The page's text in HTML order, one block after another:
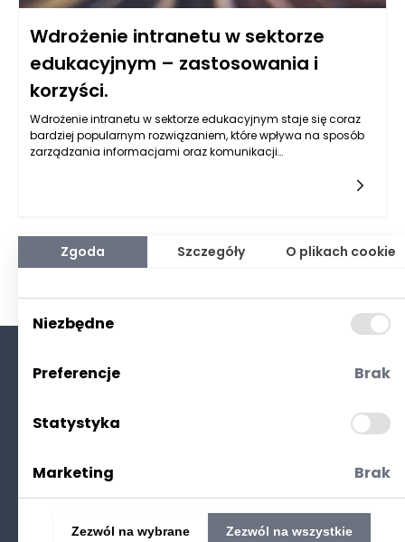
Wdrożenie intranetu w sektorze
edukacyjnym – zastosowania i
korzyści.
Wdrożenie intranetu w sektorze edukacyjnym staje się coraz
bardziej popularnym rozwiązaniem, które wpływa na sposób
zarządzania informacjami oraz komunikacji
umożliwia użytkownikom na efektywne dzielenie się danymi,
mieć wiele zastosowań, zarówno dla nauczycieli, studentów,
jak i administracji. Główne obszary, w których intranet ma
swoje zastosowanie, obejmują zarządzanie informacjami,
nauczycieli i uczniów. Dzięki swojemu charakterowi, intranet
może usprawnić przepływ informacji oraz zredukować czas
potrzebny na dostęp do różnorodnych materiałów
Polityka prywatności
Zgoda Szczegóły O plikach cookie
Niezbędne
Preferencje Brak
Statystyka
Marketing Brak
Zezwól na wybrane Zezwól na wszystkie